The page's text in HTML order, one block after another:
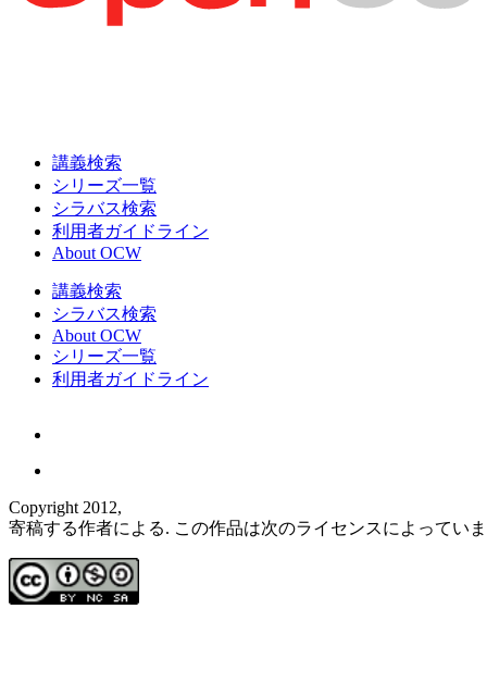
講義検索
シリーズ一覧
シラバス検索
利用者ガイドライン
About OCW
講義検索
シラバス検索
About OCW
シリーズ一覧
利用者ガイドライン
Copyright 2012,
寄稿する作者による. この作品は次のライセンスによってい